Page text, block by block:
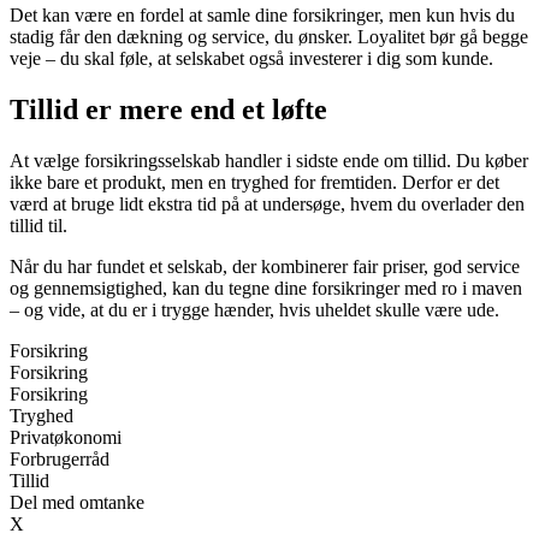
Det kan være en fordel at samle dine forsikringer, men kun hvis du
stadig får den dækning og service, du ønsker. Loyalitet bør gå begge
veje – du skal føle, at selskabet også investerer i dig som kunde.
Tillid er mere end et løfte
At vælge forsikringsselskab handler i sidste ende om tillid. Du køber
ikke bare et produkt, men en tryghed for fremtiden. Derfor er det
værd at bruge lidt ekstra tid på at undersøge, hvem du overlader den
tillid til.
Når du har fundet et selskab, der kombinerer fair priser, god service
og gennemsigtighed, kan du tegne dine forsikringer med ro i maven
– og vide, at du er i trygge hænder, hvis uheldet skulle være ude.
Forsikring
Forsikring
Forsikring
Tryghed
Privatøkonomi
Forbrugerråd
Tillid
Del med omtanke
X